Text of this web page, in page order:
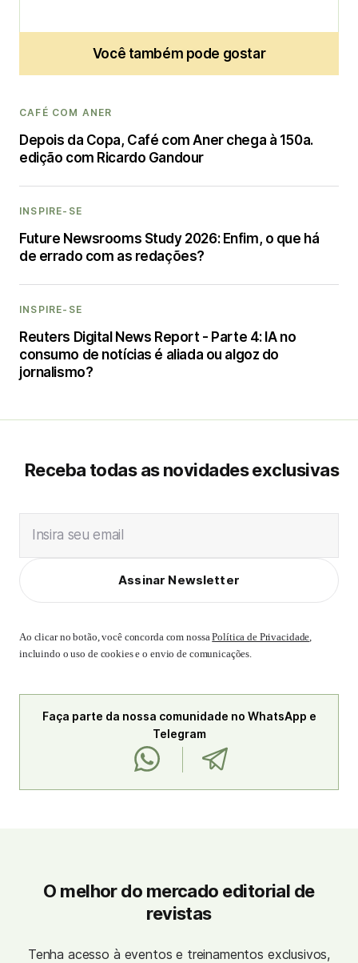
Você também pode gostar
CAFÉ COM ANER
Depois da Copa, Café com Aner chega à 150a.
edição com Ricardo Gandour
INSPIRE-SE
Future Newsrooms Study 2026: Enfim, o que há
de errado com as redações?
INSPIRE-SE
Reuters Digital News Report - Parte 4: IA no
consumo de notícias é aliada ou algoz do
jornalismo?
Receba todas as novidades exclusivas
Insira seu email
Assinar Newsletter
Ao clicar no botão, você concorda com nossaPolítica de Privacidade,
incluindo o uso de cookies e o envio de comunicações.
Faça parte da nossa comunidade no WhatsApp e
Telegram
O melhor do mercado editorial de
revistas
Tenha acesso à eventos e treinamentos exclusivos,